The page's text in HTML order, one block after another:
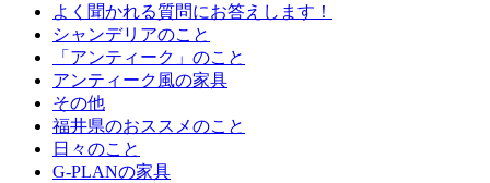
よく聞かれる質問にお答えします！
シャンデリアのこと
「アンティーク」のこと
アンティーク風の家具
その他
福井県のおススメのこと
日々のこと
G-PLANの家具